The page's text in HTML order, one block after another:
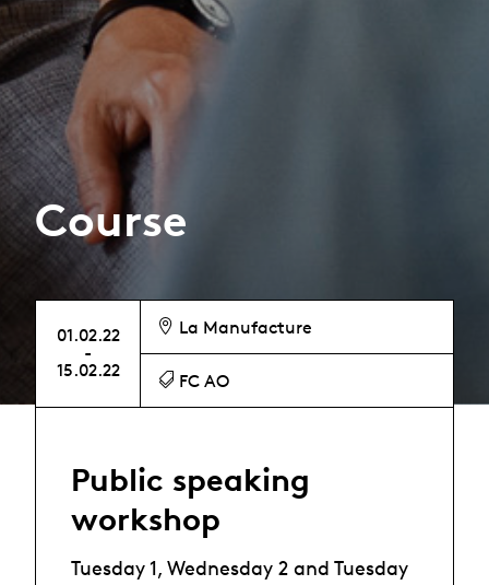
Course
01.02.22
-
15.02.22
La Manufacture
FC AO
Public speaking
workshop
Tuesday 1, Wednesday 2 and Tuesday